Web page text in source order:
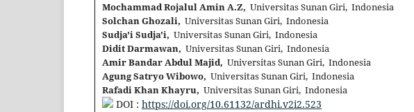
Mochammad Rojalul Amin A.Z, Universitas Sunan Giri, Indonesia
Solchan Ghozali, Universitas Sunan Giri, Indonesia
Sudja'i Sudja'i, Universitas Sunan Giri, Indonesia
Didit Darmawan, Universitas Sunan Giri, Indonesia
Amir Bandar Abdul Majid, Universitas Sunan Giri, Indonesia
Agung Satryo Wibowo, Universitas Sunan Giri, Indonesia
Rafadi Khan Khayru, Universitas Sunan Giri, Indonesia
DOI : https://doi.org/10.61132/ardhi.v2i2.523